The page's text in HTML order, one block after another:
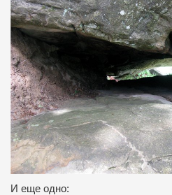
И еще одно: